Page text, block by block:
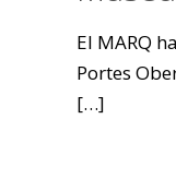
El MARQ
Portes
[…]